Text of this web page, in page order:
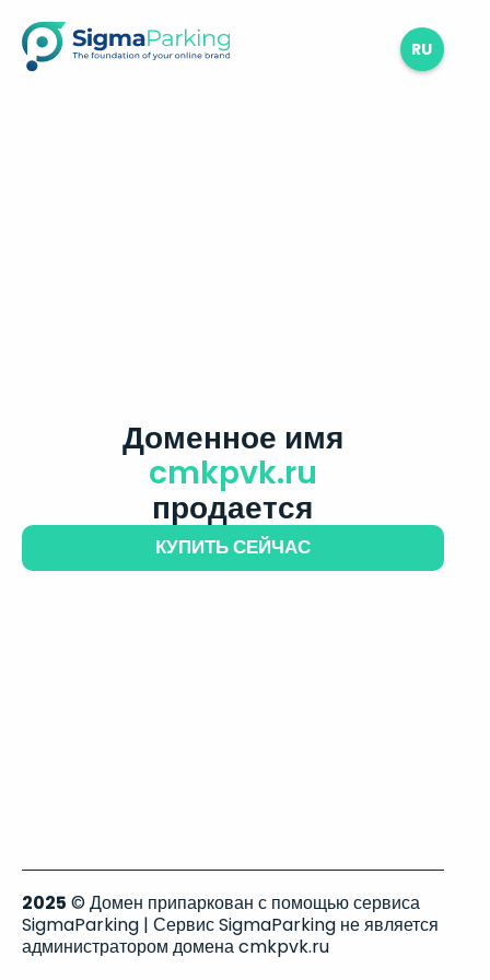
RU
Доменное имя
cmkpvk.ru
продается
КУПИТЬ СЕЙЧАС
2025 © Домен припаркован с помощью сервиса
SigmaParking | Сервис SigmaParking не является
администратором домена cmkpvk.ru